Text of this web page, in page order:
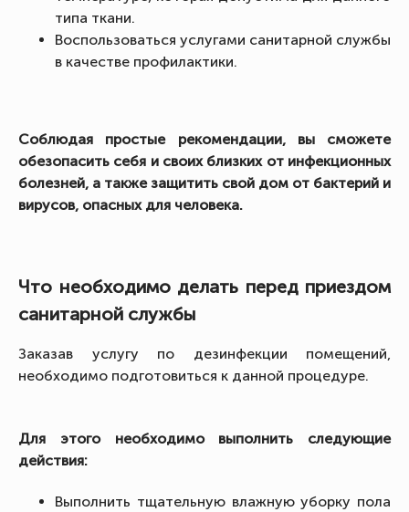
типа ткани.
Воспользоваться услугами санитарной службы
в качестве профилактики.
Соблюдая простые рекомендации, вы сможете
обезопасить себя и своих близких от инфекционных
болезней, а также защитить свой дом от бактерий и
вирусов, опасных для человека.
Что необходимо делать перед приездом
санитарной службы
Заказав услугу по дезинфекции помещений,
необходимо подготовиться к данной процедуре.
Для этого необходимо выполнить следующие
действия:
Выполнить тщательную влажную уборку пола